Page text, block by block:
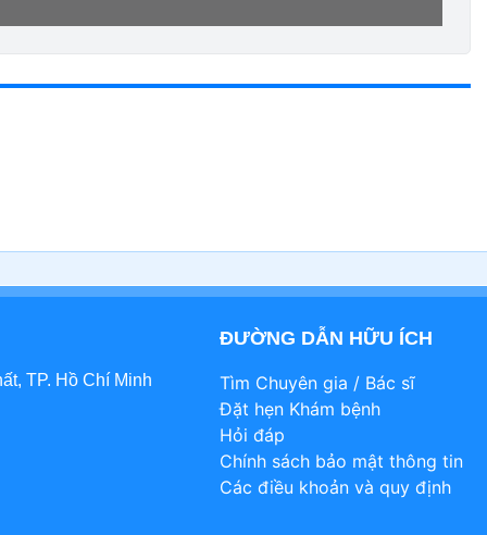
TP. Hồ Chí Minh
ĐƯỜNG DẪN HỮU ÍCH
Tìm Chuyên gia / Bác sĩ
Đặt hẹn Khám bệnh
Hỏi đáp
Chính sách bảo mật thông tin
Các điều khoản và quy định